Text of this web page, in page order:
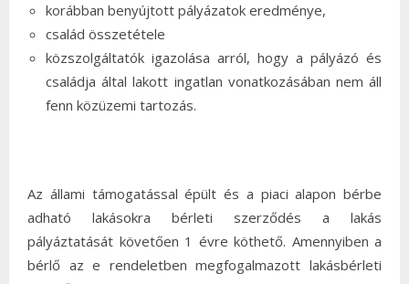
korábban benyújtott pályázatok eredménye,
család összetétele
közszolgáltatók igazolása arról, hogy a pályázó és
családja által lakott ingatlan vonatkozásában nem áll
fenn közüzemi tartozás.
Az állami támogatással épült és a piaci alapon bérbe
adható lakásokra bérleti szerződés a lakás
pályáztatását követően 1 évre köthető. Amennyiben a
bérlő az e rendeletben megfogalmazott lakásbérleti